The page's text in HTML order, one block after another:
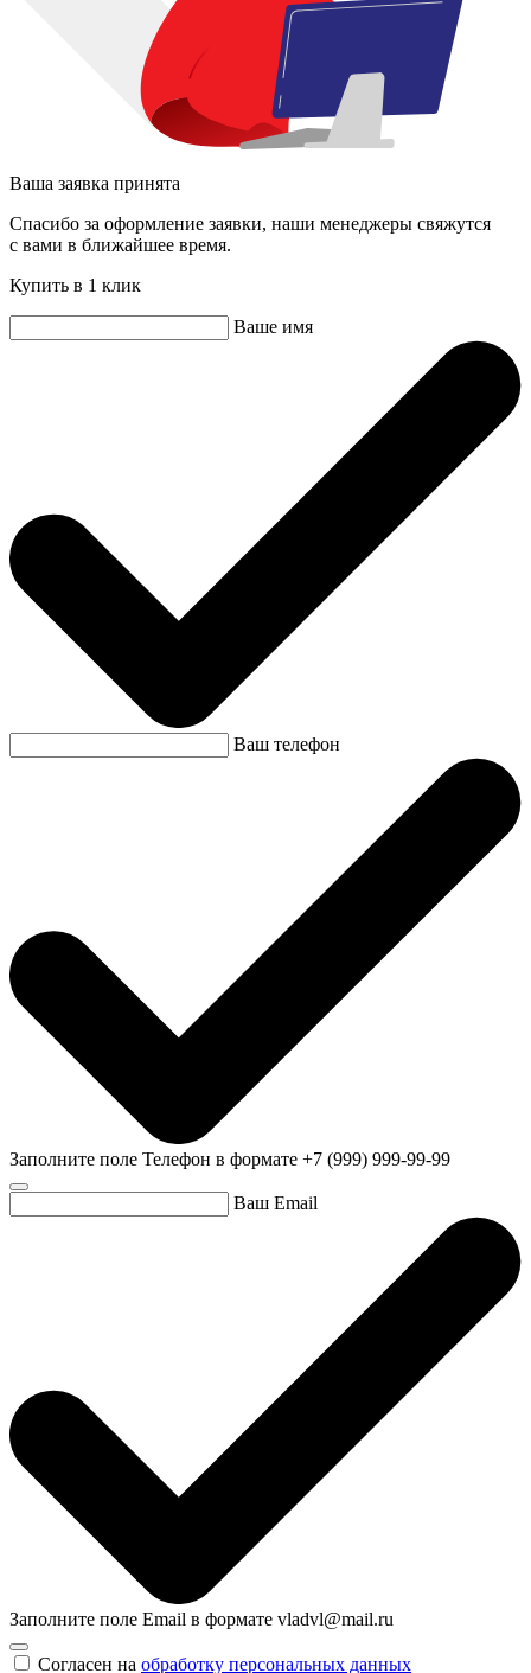
Ваша заявка принята
Спасибо за оформление заявки, наши менеджеры свяжутся
с вами в ближайшее время.
Купить в 1 клик
Ваше имя
Ваш телефон
Заполните поле Телефон в формате +7 (999) 999-99-99
Ваш Email
Заполните поле Email в формате vladvl@mail.ru
Согласен на обработку персональных данных